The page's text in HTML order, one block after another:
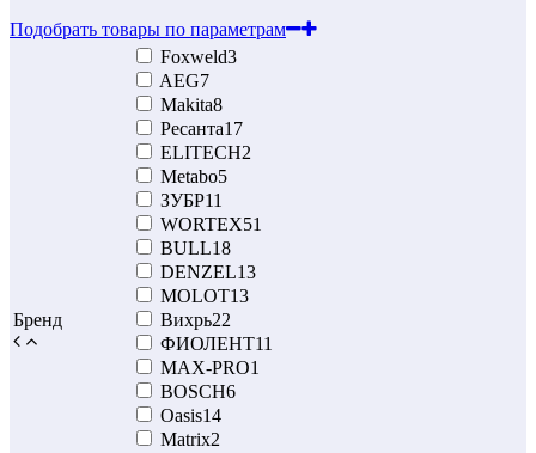
Подобрать товары по параметрам
Бренд
Foxweld3
AEG7
Makita8
Ресанта17
ELITECH2
Metabo5
ЗУБР11
WORTEX51
BULL18
DENZEL13
MOLOT13
Вихрь22
ФИОЛЕНТ11
MAX-PRO1
BOSCH6
Oasis14
Matrix2